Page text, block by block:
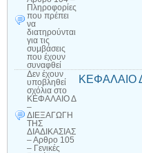
Πληροφορίες
που πρέπει
να
διατηρούνται
για τις
συμβάσεις
που έχουν
συναφθεί
Δεν έχουν
υποβληθεί
σχόλια στο
ΚΕΦΑΛΑΙΟ Δ
–
ΔΙΕΞΑΓΩΓΗ
ΤΗΣ
ΔΙΑΔΙΚΑΣΙΑΣ
– Αρθρο 105
– Γενικές
ΚΕΦΑΛΑΙΟ Δ